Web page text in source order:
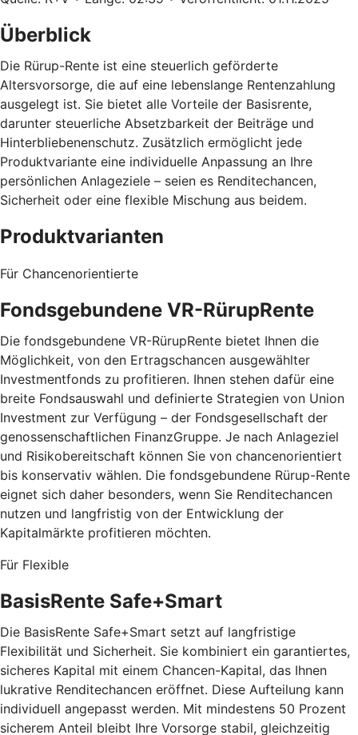
Überblick
Die Rürup-Rente ist eine steuerlich geförderte
Altersvorsorge, die auf eine lebenslange Rentenzahlung
ausgelegt ist. Sie bietet alle Vorteile der Basisrente,
darunter steuerliche Absetzbarkeit der Beiträge und
Hinterbliebenenschutz. Zusätzlich ermöglicht jede
Produktvariante eine individuelle Anpassung an Ihre
persönlichen Anlageziele – seien es Renditechancen,
Sicherheit oder eine flexible Mischung aus beidem.
Produktvarianten
Für Chancenorientierte
Fondsgebundene VR-RürupRente
Die fondsgebundene VR-RürupRente bietet Ihnen die
Möglichkeit, von den Ertragschancen ausgewählter
Investmentfonds zu profitieren. Ihnen stehen dafür eine
breite Fondsauswahl und definierte Strategien von Union
Investment zur Verfügung – der Fondsgesellschaft der
genossenschaftlichen FinanzGruppe. Je nach Anlageziel
und Risikobereitschaft können Sie von chancenorientiert
bis konservativ wählen. Die fondsgebundene Rürup-Rente
eignet sich daher besonders, wenn Sie Renditechancen
nutzen und langfristig von der Entwicklung der
Kapitalmärkte profitieren möchten.
Für Flexible
BasisRente Safe+Smart
Die BasisRente Safe+Smart setzt auf langfristige
Flexibilität und Sicherheit. Sie kombiniert ein garantiertes,
sicheres Kapital mit einem Chancen-Kapital, das Ihnen
lukrative Renditechancen eröffnet. Diese Aufteilung kann
individuell angepasst werden. Mit mindestens 50 Prozent
sicherem Anteil bleibt Ihre Vorsorge stabil, gleichzeitig